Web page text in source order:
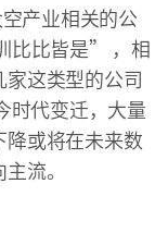
产业相关的公
比比皆是” ，相
这类型的公司
时代变迁，大量
或将在未来数
流。